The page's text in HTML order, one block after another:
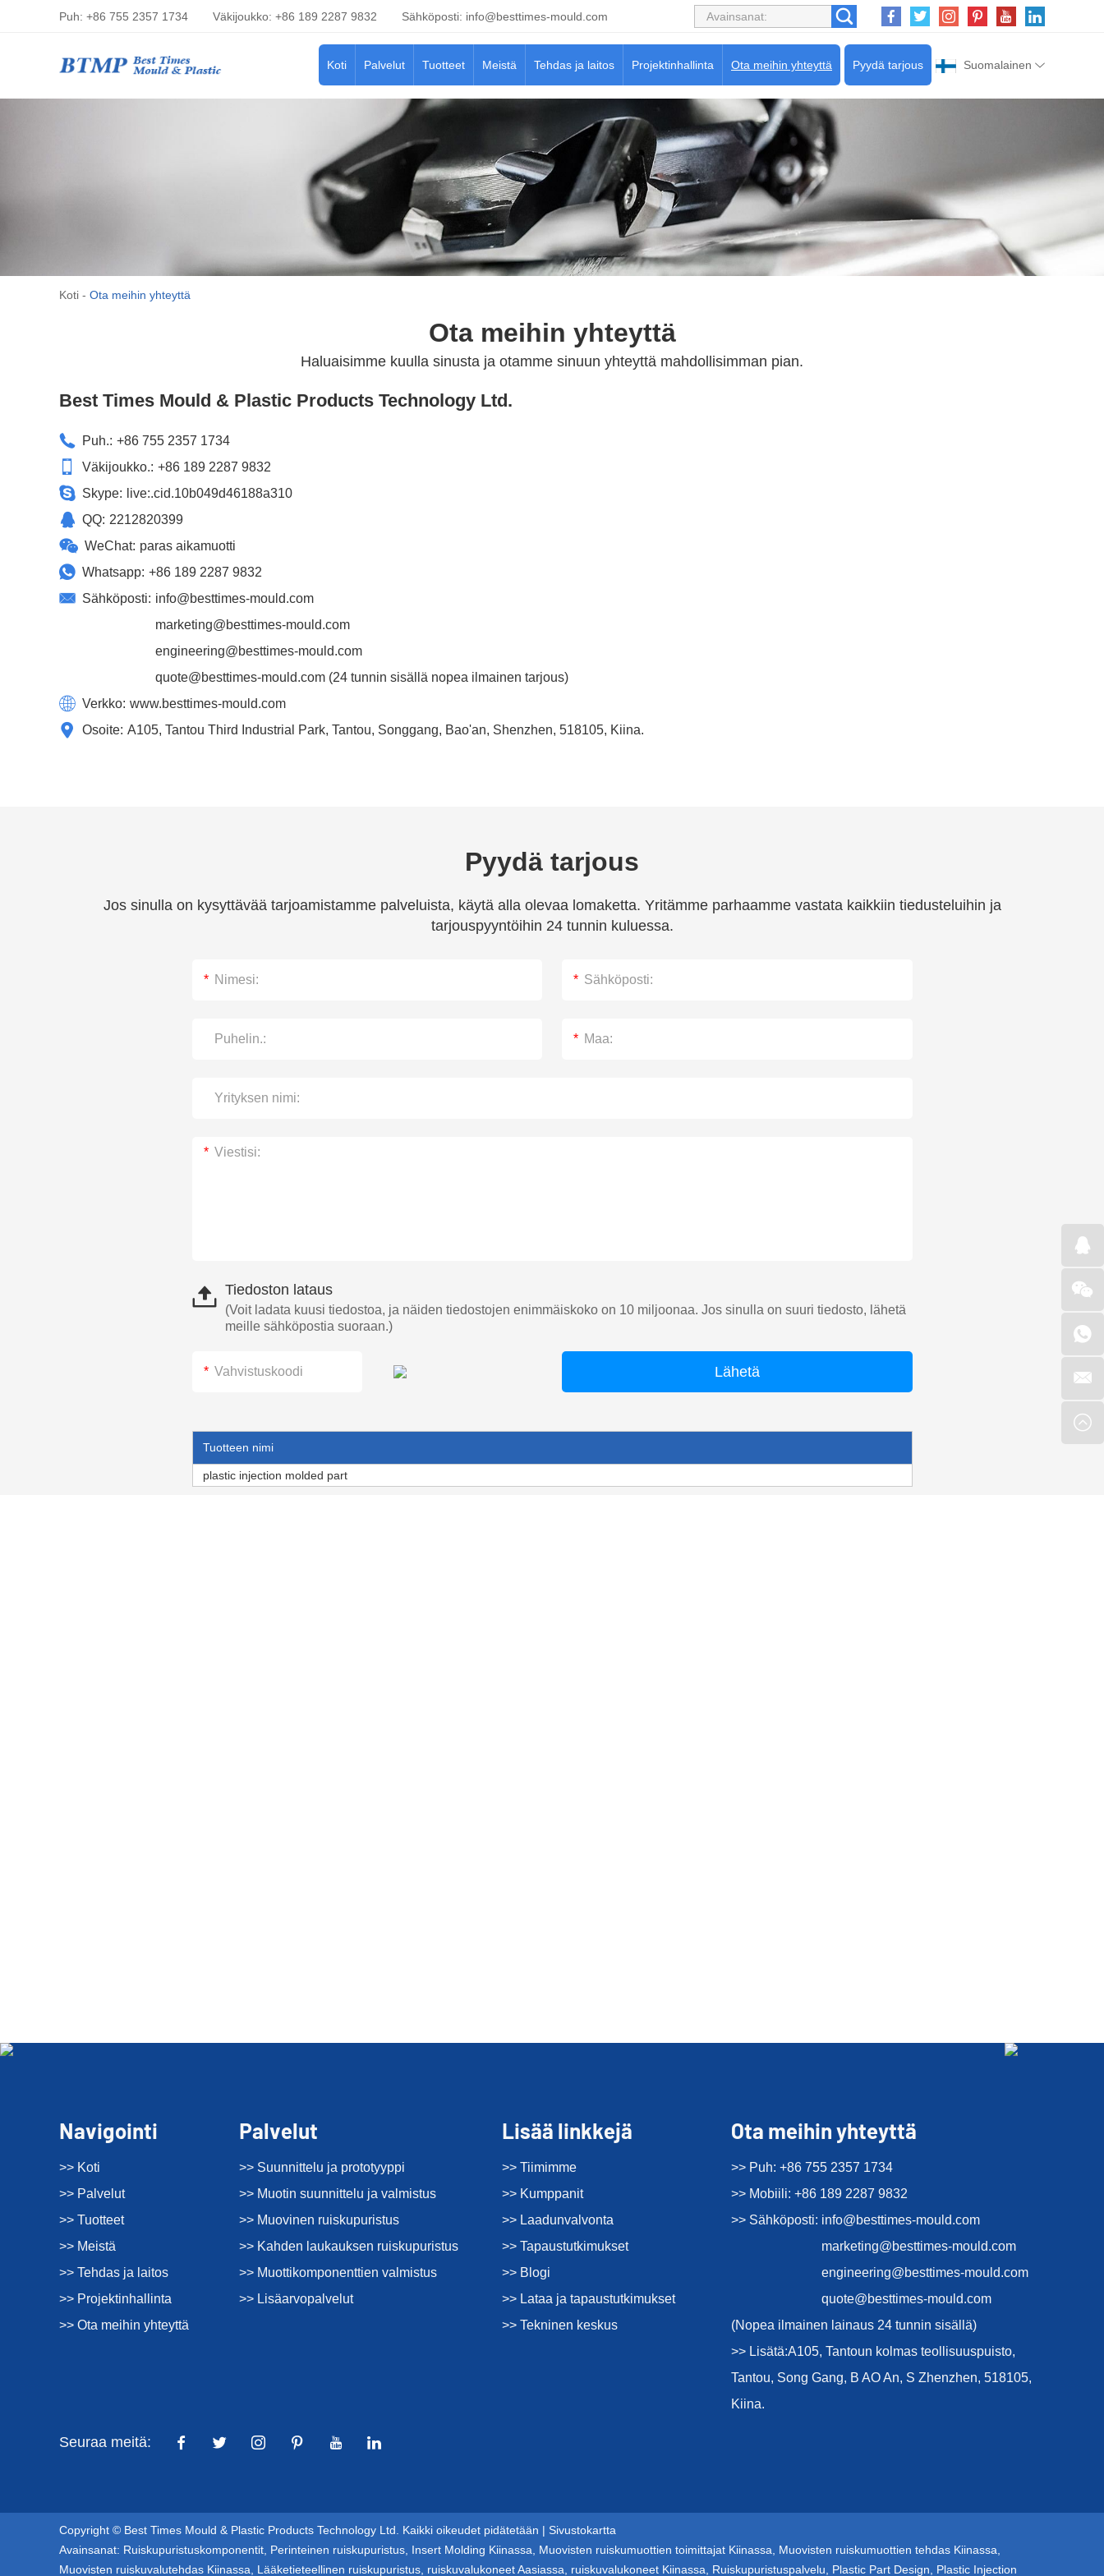
Puh: +86 755 2357 1734 Väkijoukko: +86 189 2287 9832 Sähköposti: info@besttimes-mould.com
Suomalainen
Pyydä tarjous
Koti Palvelut Tuotteet Meistä Tehdas ja laitos Projektinhallinta Ota meihin yhteyttä
Koti - Ota meihin yhteyttä
Ota meihin yhteyttä
Haluaisimme kuulla sinusta ja otamme sinuun yhteyttä mahdollisimman pian.
Best Times Mould & Plastic Products Technology Ltd.
Puh.: +86 755 2357 1734
Väkijoukko.: +86 189 2287 9832
Skype:
live:.cid.10b049d46188a310
QQ: 2212820399
WeChat: paras aikamuotti
Whatsapp: +86 189 2287 9832
Sähköposti: info@besttimes-mould.com
marketing@besttimes-mould.com
engineering@besttimes-mould.com
quote@besttimes-mould.com (24 tunnin sisällä nopea ilmainen tarjous)
Verkko: www.besttimes-mould.com
Osoite: A105, Tantou Third Industrial Park, Tantou, Songgang, Bao'an, Shenzhen, 518105, Kiina.
Pyydä tarjous
Jos sinulla on kysyttävää tarjoamistamme palveluista, käytä alla olevaa lomaketta. Yritämme parhaamme vastata kaikkiin tiedusteluihin ja
tarjouspyyntöihin 24 tunnin kuluessa.
Tiedoston lataus
(Voit ladata kuusi tiedostoa, ja näiden tiedostojen enimmäiskoko on 10 miljoonaa. Jos sinulla on suuri tiedosto, lähetä
meille sähköpostia suoraan.)
Tuotteen nimi
plastic injection molded part
Navigointi
>> Koti
>> Palvelut
>> Tuotteet
>> Meistä
>> Tehdas ja laitos
>> Projektinhallinta
>> Ota meihin yhteyttä
Palvelut
>> Suunnittelu ja prototyyppi
>> Muotin suunnittelu ja valmistus
>> Muovinen ruiskupuristus
>> Kahden laukauksen ruiskupuristus
>> Muottikomponenttien valmistus
>> Lisäarvopalvelut
Lisää linkkejä
>> Tiimimme
>> Kumppanit
>> Laadunvalvonta
>> Tapaustutkimukset
>> Blogi
>> Lataa ja tapaustutkimukset
>> Tekninen keskus
Ota meihin yhteyttä
>> Puh: +86 755 2357 1734
>> Mobiili: +86 189 2287 9832
>> Sähköposti: info@besttimes-mould.com
marketing@besttimes-mould.com
engineering@besttimes-mould.com
quote@besttimes-mould.com
(Nopea ilmainen lainaus 24 tunnin sisällä)
>> Lisätä:A105, Tantoun kolmas teollisuuspuisto,
Tantou, Song Gang, B AO An, S Zhenzhen, 518105,
Kiina.
Seuraa meitä:
Copyright © Best Times Mould & Plastic Products Technology Ltd. Kaikki oikeudet pidätetään | Sivustokartta
Avainsanat: Ruiskupuristuskomponentit Perinteinen ruiskupuristus Insert Molding Kiinassa Muovisten ruiskumuottien toimittajat Kiinassa Muovisten ruiskumuottien tehdas Kiinassa
Muovisten ruiskuvalutehdas Kiinassa
Lääketieteellinen ruiskupuristus ruiskuvalukoneet Aasiassa ruiskuvalukoneet Kiinassa Ruiskupuristuspalvelu Plastic Part Design Plastic Injection